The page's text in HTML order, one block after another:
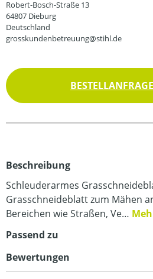
Robert-Bosch-Straße 13
64807 Dieburg
Deutschland
grosskundenbetreuung@stihl.de
Beschreibung
Schleuderarmes
Grasschneideblatt zum Mähen
Bereichen wie Straßen, Ve…
Passend zu
Bewertungen